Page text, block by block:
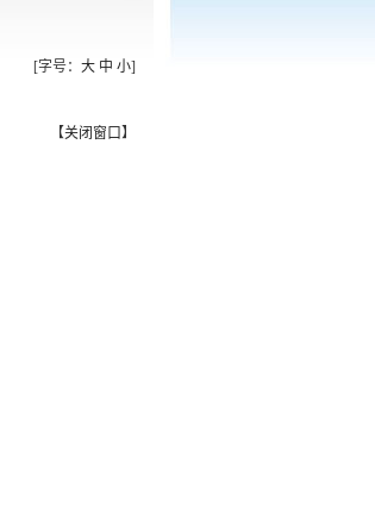
[字号： 大 中 小]
【关闭窗口】